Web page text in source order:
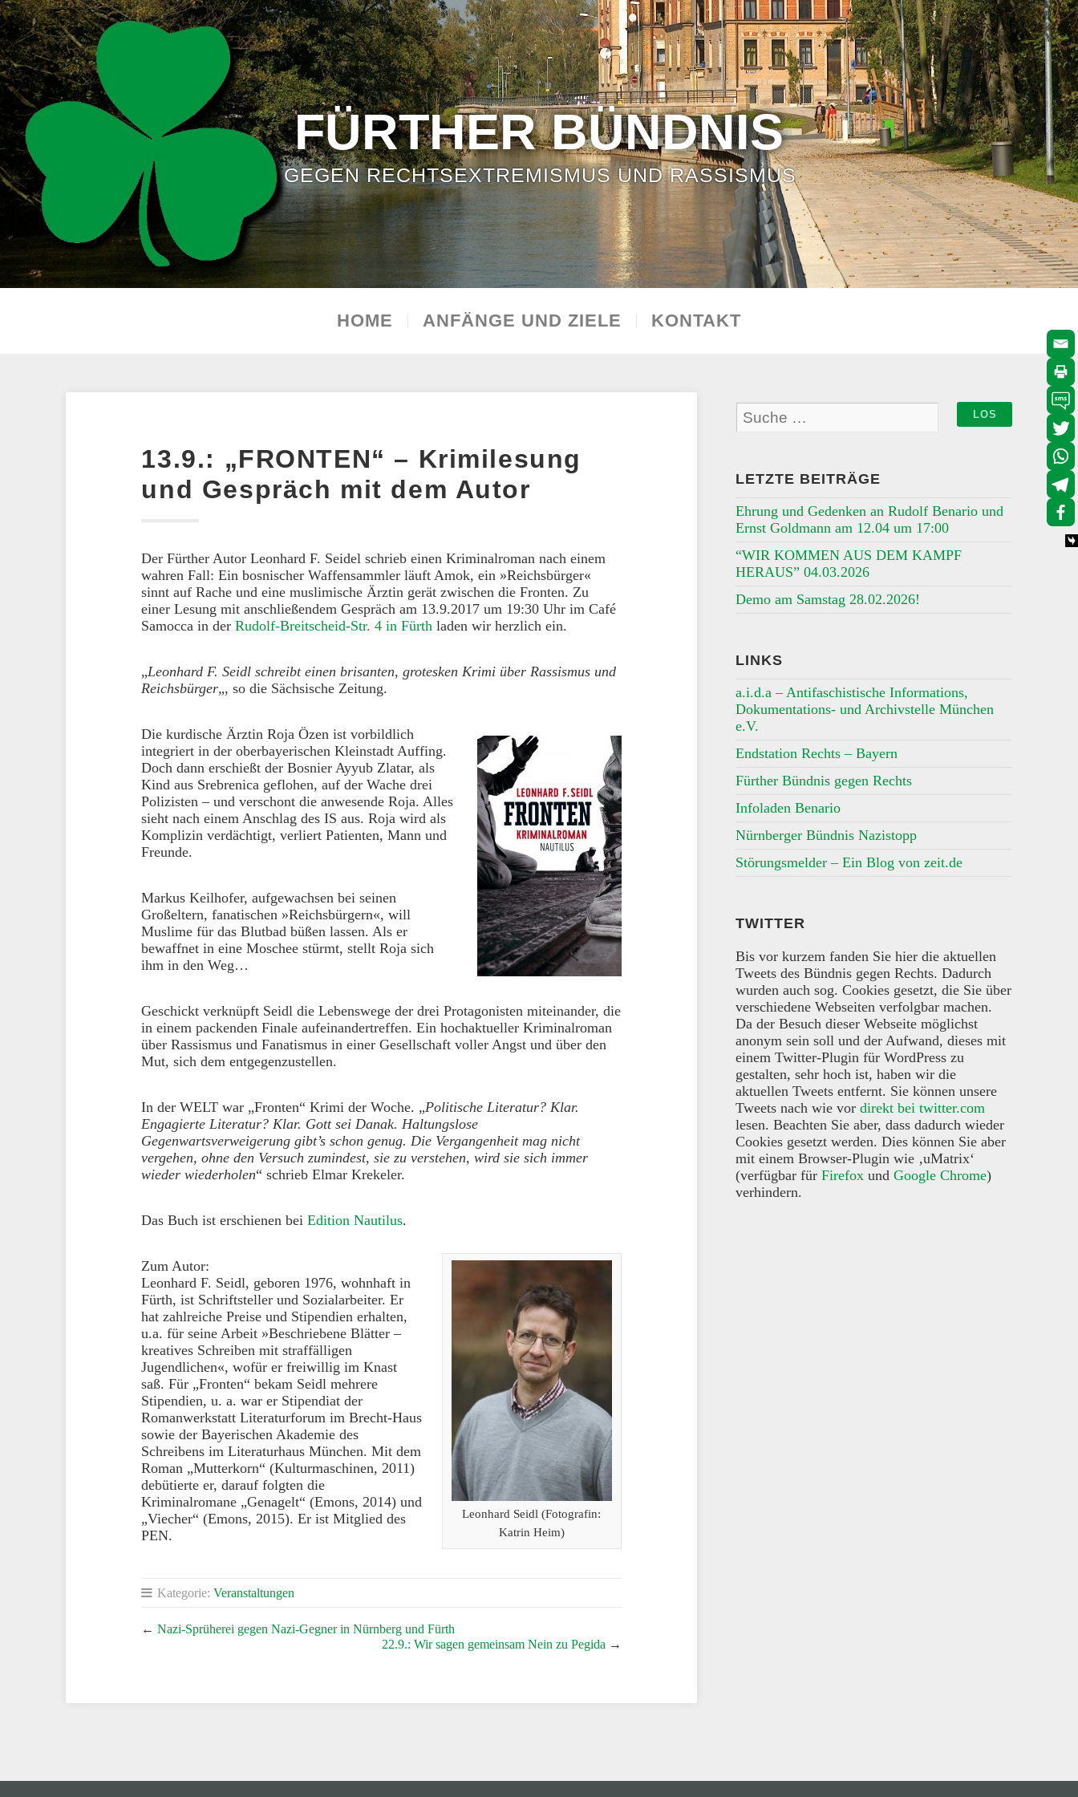
FÜRTHER BÜNDNIS
GEGEN RECHTSEXTREMISMUS UND RASSISMUS
HOME ANFÄNGE UND ZIELE KONTAKT
13.9.: „FRONTEN“ – Krimilesung
und Gespräch mit dem Autor
Der Fürther Autor Leonhard F. Seidel schrieb einen Kriminalroman nach einem
wahren Fall: Ein bosnischer Waffensammler läuft Amok, ein »Reichsbürger«
sinnt auf Rache und eine muslimische Ärztin gerät zwischen die Fronten. Zu
einer Lesung mit anschließendem Gespräch am 13.9.2017 um 19:30 Uhr im Café
Samocca in derRudolf-Breitscheid-Str. 4 in Fürth laden wir herzlich ein.
„Leonhard F. Seidl schreibt einen brisanten, grotesken Krimi über Rassismus und
Reichsbürger„, so die Sächsische Zeitung.
Die kurdische Ärztin Roja Özen ist vorbildlich
integriert in der oberbayerischen Kleinstadt Auffing.
Doch dann erschießt der Bosnier Ayyub Zlatar, als
Kind aus Srebrenica geflohen, auf der Wache drei
Polizisten – und verschont die anwesende Roja. Alles
sieht nach einem Anschlag des IS aus. Roja wird als
Komplizin verdächtigt, verliert Patienten, Mann und
Freunde.
Markus Keilhofer, aufgewachsen bei seinen
Großeltern, fanatischen »Reichsbürgern«, will
Muslime für das Blutbad büßen lassen. Als er
bewaffnet in eine Moschee stürmt, stellt Roja sich
ihm in den Weg…
Geschickt verknüpft Seidl die Lebenswege der drei Protagonisten miteinander, die
in einem packenden Finale aufeinandertreffen. Ein hochaktueller Kriminalroman
über Rassismus und Fanatismus in einer Gesellschaft voller Angst und über den
Mut, sich dem entgegenzustellen.
In der WELT war „Fronten“ Krimi der Woche. „Politische Literatur? Klar.
Engagierte Literatur? Klar. Gott sei Danak. Haltungslose
Gegenwartsverweigerung gibt’s schon genug. Die Vergangenheit mag nicht
vergehen, ohne den Versuch zumindest, sie zu verstehen, wird sie sich immer
wieder wiederholen“ schrieb Elmar Krekeler.
Das Buch ist erschienen beiEdition Nautilus.
Leonhard Seidl (Fotografin:
Katrin Heim)
Zum Autor:
Leonhard F. Seidl, geboren 1976, wohnhaft in
Fürth, ist Schriftsteller und Sozialarbeiter. Er
hat zahlreiche Preise und Stipendien erhalten,
u.a. für seine Arbeit »Beschriebene Blätter –
kreatives Schreiben mit straffälligen
Jugendlichen«, wofür er freiwillig im Knast
saß. Für „Fronten“ bekam Seidl mehrere
Stipendien, u. a. war er Stipendiat der
Romanwerkstatt Literaturforum im Brecht-Haus
sowie der Bayerischen Akademie des
Schreibens im Literaturhaus München. Mit dem
Roman „Mutterkorn“ (Kulturmaschinen, 2011)
debütierte er, darauf folgten die
Kriminalromane „Genagelt“ (Emons, 2014) und
„Viecher“ (Emons, 2015). Er ist Mitglied des
PEN.
Kategorie:Veranstaltungen
←Nazi-Sprüherei gegen Nazi-Gegner in Nürnberg und Fürth
22.9.: Wir sagen gemeinsam Nein zu Pegida →
LETZTE BEITRÄGE
Ehrung und Gedenken an Rudolf Benario und
Ernst Goldmann am 12.04 um 17:00
“WIR KOMMEN AUS DEM KAMPF
HERAUS” 04.03.2026
Demo am Samstag 28.02.2026!
LINKS
a.i.d.a – Antifaschistische Informations,
Dokumentations- und Archivstelle München
e.V.
Endstation Rechts – Bayern
Fürther Bündnis gegen Rechts
Infoladen Benario
Nürnberger Bündnis Nazistopp
Störungsmelder – Ein Blog von zeit.de
TWITTER
Bis vor kurzem fanden Sie hier die aktuellen
Tweets des Bündnis gegen Rechts. Dadurch
wurden auch sog. Cookies gesetzt, die Sie über
verschiedene Webseiten verfolgbar machen.
Da der Besuch dieser Webseite möglichst
anonym sein soll und der Aufwand, dieses mit
einem Twitter-Plugin für WordPress zu
gestalten, sehr hoch ist, haben wir die
aktuellen Tweets entfernt. Sie können unsere
Tweets nach wie vordirekt bei twitter.com
lesen. Beachten Sie aber, dass dadurch wieder
Cookies gesetzt werden. Dies können Sie aber
mit einem Browser-Plugin wie ‚uMatrix‘
(verfügbar fürFirefox undGoogle Chrome)
verhindern.